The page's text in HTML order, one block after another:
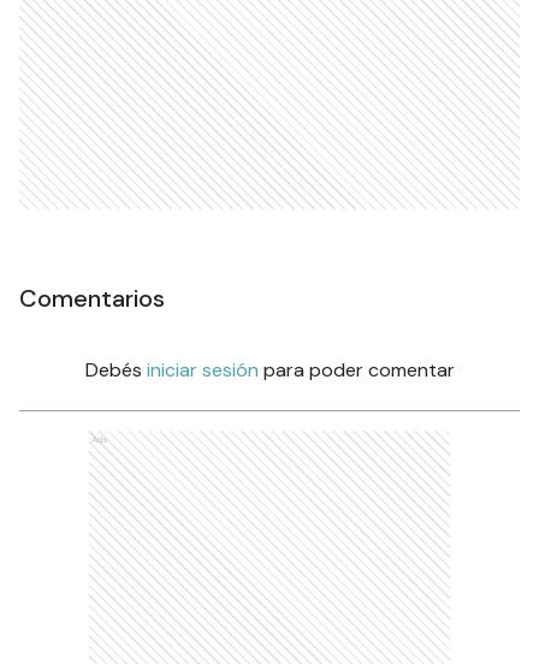
Comentarios
Debés iniciar sesión para poder comentar
Ads